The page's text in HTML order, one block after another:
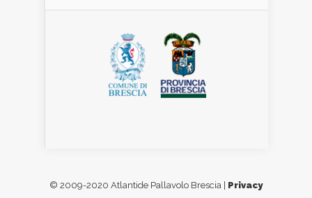
© 2009-2020 Atlantide Pallavolo Brescia | Privacy